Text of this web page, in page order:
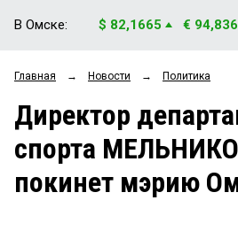
ОБЩЕСТВО
ЗАКОН
НОВОСТИ КОМПАНИЙ
В Омске: $ 82,1665 €
Главная → Новости → Политика
Директор
спорта
покинет мэрию